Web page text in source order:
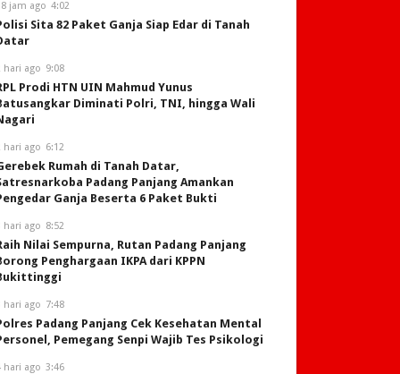
jam ago 4:02
Sita 82 Paket Ganja Siap Edar di Tanah
hari ago 9:08
Prodi HTN UIN Mahmud Yunus
Diminati Polri, TNI, hingga Wali
hari ago 6:12
Rumah di Tanah Datar,
Padang Panjang Amankan
Ganja Beserta 6 Paket Bukti
hari ago 8:52
Nilai Sempurna, Rutan Padang Panjang
Penghargaan IKPA dari KPPN
hari ago 7:48
Padang Panjang Cek Kesehatan Mental
Pemegang Senpi Wajib Tes Psikologi
hari ago 3:46